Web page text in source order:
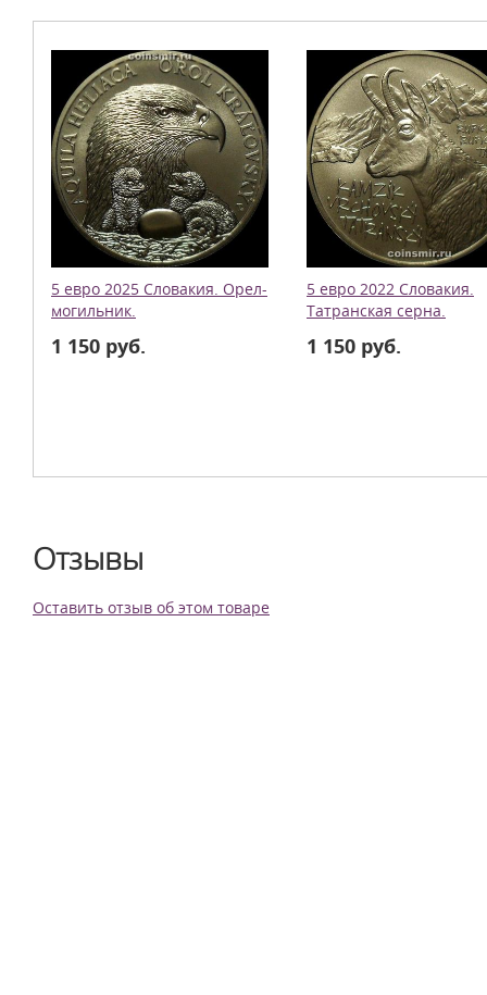
5 евро 2025 Словакия. Орел-
могильник.
1 150 руб.
5 евро 2022 Словакия.
Татранская серна.
1 150 руб.
Отзывы
Оставить отзыв об этом товаре